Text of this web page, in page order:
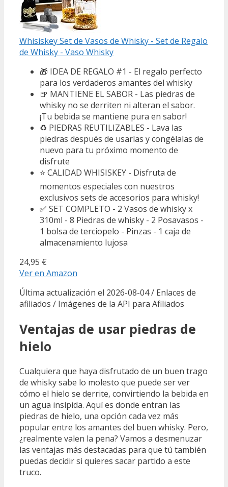
Whisiskey Set de Vasos de Whisky - Set de Regalo
de Whisky - Vaso Whisky
🎁 IDEA DE REGALO #1 - El regalo perfecto
para los verdaderos amantes del whisky
🍺 MANTIENE EL SABOR - Las piedras de
whisky no se derriten ni alteran el sabor.
¡Tu bebida se mantiene pura en sabor!
♻ PIEDRAS REUTILIZABLES - Lava las
piedras después de usarlas y congélalas de
nuevo para tu próximo momento de
disfrute
⭐ CALIDAD WHISISKEY - Disfruta de
momentos especiales con nuestros
exclusivos sets de accesorios para whisky!
✅ SET COMPLETO - 2 Vasos de whisky x
310ml - 8 Piedras de whisky - 2 Posavasos -
1 bolsa de terciopelo - Pinzas - 1 caja de
almacenamiento lujosa
24,95 €
Ver en Amazon
Última actualización el 2026-08-04 / Enlaces de
afiliados / Imágenes de la API para Afiliados
Ventajas de usar piedras de
hielo
Cualquiera que haya disfrutado de un buen trago
de whisky sabe lo molesto que puede ser ver
cómo el hielo se derrite, convirtiendo la bebida en
un agua insípida. Aquí es donde entran las
piedras de hielo, una opción cada vez más
popular entre los amantes del buen whisky. Pero,
¿realmente valen la pena? Vamos a desmenuzar
las ventajas más destacadas para que tú también
puedas decidir si quieres sacar partido a este
truco.